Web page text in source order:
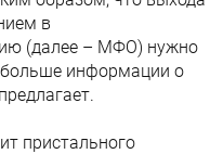
в
(далее – МФО) нужно
информации о
пристального